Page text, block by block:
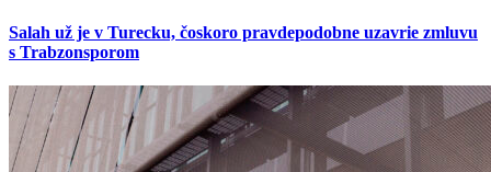
Salah už je v Turecku, čoskoro pravdepodobne uzavrie zmluvu
s Trabzonsporom